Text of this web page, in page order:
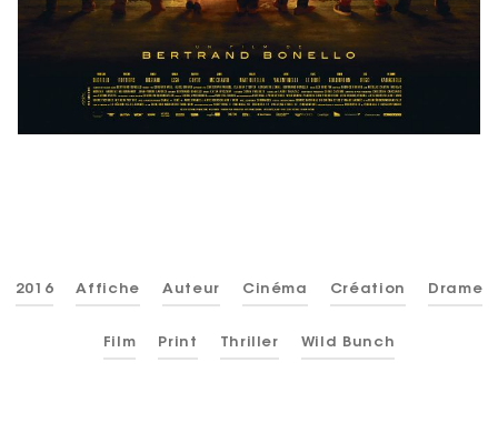
2016 Affiche Auteur Cinéma Création Drame
Film Print Thriller Wild Bunch